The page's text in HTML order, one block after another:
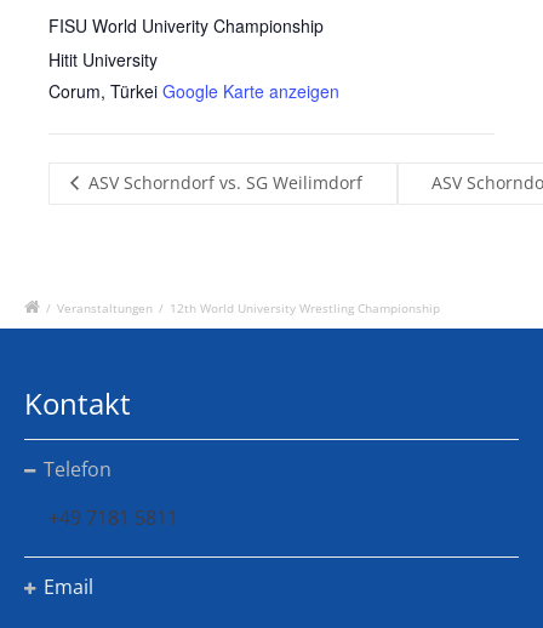
FISU World Univerity Championship
Hitit University
Corum, Türkei Google Karte anzeigen
ASV Schorndorf vs. SG Weilimdorf ASV
/ Veranstaltungen / 12th World University Wrestling Championship
Kontakt
Telefon
+49 7181 5811
Email